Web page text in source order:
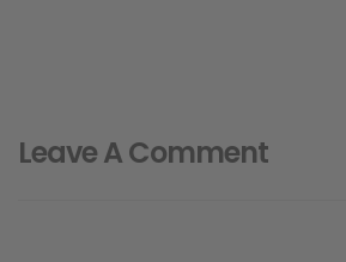
Leave A Comment